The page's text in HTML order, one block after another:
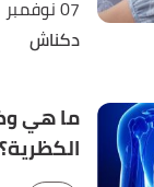
07 نوفمبر 2021
دكناش
ما هي
الكظرية؟